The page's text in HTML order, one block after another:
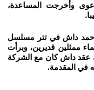
وأخرجت المساعدة،
أحمد داش في تتر مسلسل
ممثلين قديرين، وبرأت
عقد داش كان مع الشركة
في المقدمة.